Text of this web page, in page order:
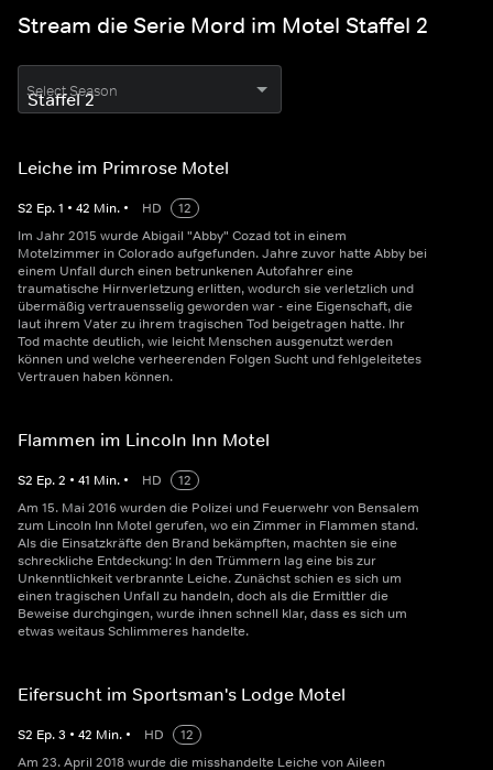
Stream die Serie Mord im Motel Staffel 2
Select Season
Leiche im Primrose Motel
S2 Ep.1 • 42 Min. • HD
12
Im Jahr 2015 wurde Abigail "Abby" Cozad tot in einem
Motelzimmer in Colorado aufgefunden. Jahre zuvor hatte Abby bei
einem Unfall durch einen betrunkenen Autofahrer eine
traumatische Hirnverletzung erlitten, wodurch sie verletzlich und
übermäßig vertrauensselig geworden war - eine Eigenschaft, die
laut ihrem Vater zu ihrem tragischen Tod beigetragen hatte. Ihr
Tod machte deutlich, wie leicht Menschen ausgenutzt werden
können und welche verheerenden Folgen Sucht und fehlgeleitetes
Vertrauen haben können.
Flammen im Lincoln Inn Motel
S2 Ep.2 • 41 Min. • HD
12
Am 15. Mai 2016 wurden die Polizei und Feuerwehr von Bensalem
zum Lincoln Inn Motel gerufen, wo ein Zimmer in Flammen stand.
Als die Einsatzkräfte den Brand bekämpften, machten sie eine
schreckliche Entdeckung: In den Trümmern lag eine bis zur
Unkenntlichkeit verbrannte Leiche. Zunächst schien es sich um
einen tragischen Unfall zu handeln, doch als die Ermittler die
Beweise durchgingen, wurde ihnen schnell klar, dass es sich um
etwas weitaus Schlimmeres handelte.
Eifersucht im Sportsman's Lodge Motel
S2 Ep.3 • 42 Min. • HD
12
Am 23. April 2018 wurde die misshandelte Leiche von Aileen